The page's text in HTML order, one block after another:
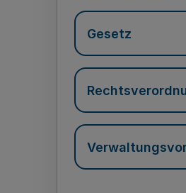
Gesetz